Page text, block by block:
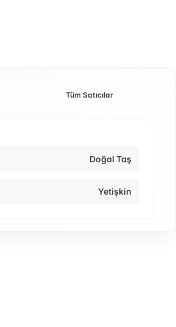
Tüm Satıcılar
Doğal Taş
Yetişkin